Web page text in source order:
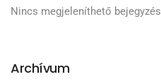
Nincs megjeleníthető
Archívum